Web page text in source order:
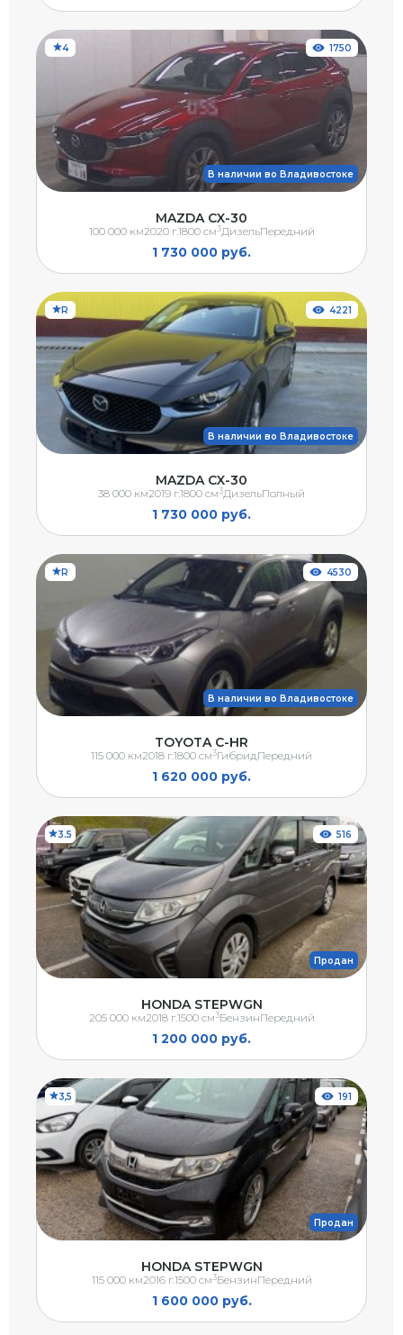
4
В наличии во Владивостоке
1750
MAZDA CX-30
1 730 000 руб.
100 000 км2020 г.1800 см3ДизельПередний
R
В наличии во Владивостоке
4221
MAZDA CX-30
1 730 000 руб.
38 000 км2019 г.1800 см3ДизельПолный
R
В наличии во Владивостоке
4530
TOYOTA C-HR
1 620 000 руб.
115 000 км2018 г.1800 см3ГибридПередний
3.5
Продан
516
HONDA STEPWGN
1 200 000 руб.
205 000 км2018 г.1500 см3БензинПередний
3,5
Продан
191
HONDA STEPWGN
1 600 000 руб.
115 000 км2016 г.1500 см3БензинПередний